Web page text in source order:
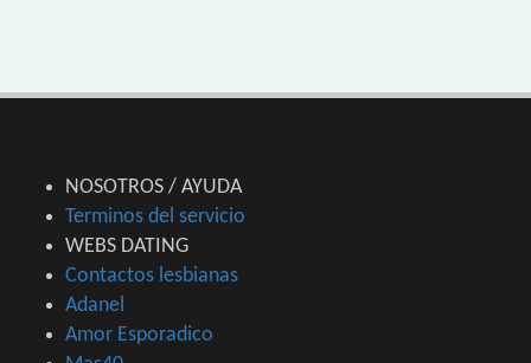
NOSOTROS / AYUDA
Terminos del servicio
WEBS DATING
Contactos lesbianas
Adanel
Amor Esporadico